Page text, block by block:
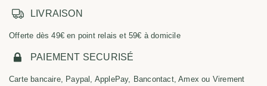
LIVRAISON
Offerte dès 49€ en point relais et 59€ à domicile
PAIEMENT SECURISÉ
Carte bancaire, Paypal, ApplePay, Bancontact, Amex ou Virement